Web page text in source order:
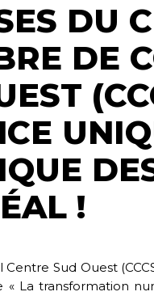
DU
DE
!
Sud Ouest
La transformation